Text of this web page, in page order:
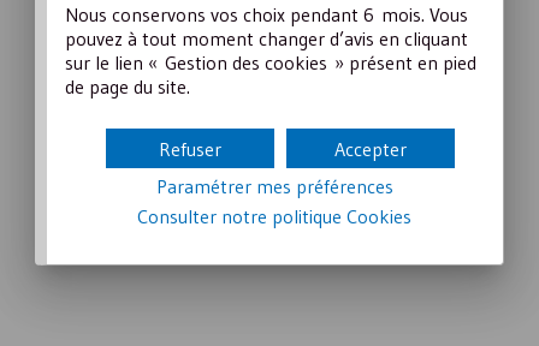
Nous conservons vos choix pendant 6 mois. Vous
pouvez à tout moment changer d’avis en cliquant
sur le lien « Gestion des cookies » présent en pied
de page du site.
Accepter
Refuser
Paramétrer mes préférences
Consulter notre politiqueCookies